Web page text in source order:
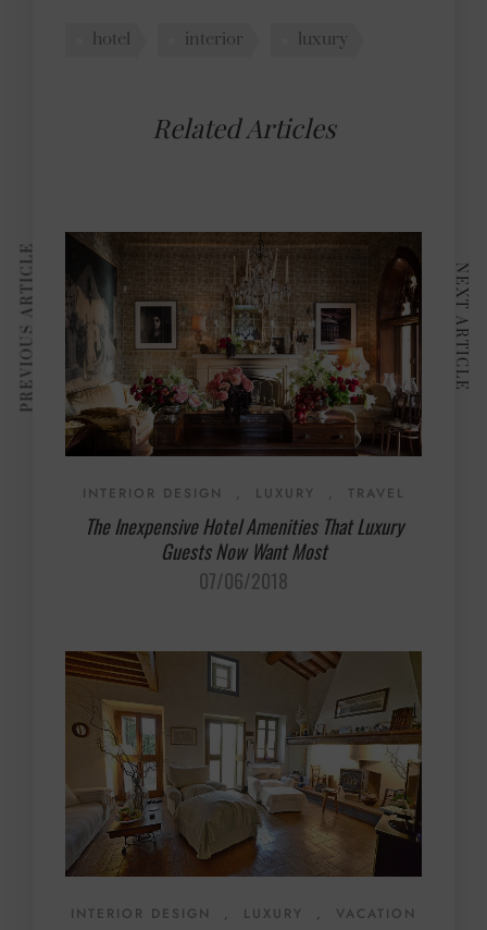
hotel interior luxury
Related Articles
INTERIOR DESIGN , LUXURY , TRAVEL
The Inexpensive Hotel Amenities That Luxury
Guests Now Want Most
07/06/2018
INTERIOR DESIGN , LUXURY , VACATION
PREVIOUS ARTICLE NEXT ARTICLE